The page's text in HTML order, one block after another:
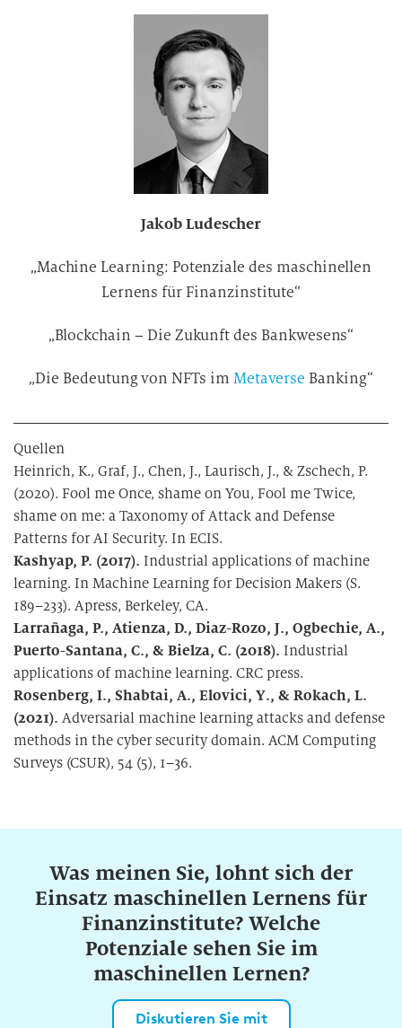
Jakob Ludescher
„Machine Learning: Potenziale des maschinellen
Lernens für Finanzinstitute“
„Blockchain – Die Zukunft des Bankwesens“
„Die Bedeutung von NFTs im Metaverse Banking“
Quellen
Heinrich, K., Graf, J., Chen, J., Laurisch, J., & Zschech, P.
(2020). Fool me Once, shame on You, Fool me Twice,
shame on me: a Taxonomy of Attack and Defense
Patterns for AI Security. In ECIS.
Kashyap, P. (2017). Industrial applications of machine
learning. In Machine Learning for Decision Makers (S.
189–233). Apress, Berkeley, CA.
Larrañaga, P., Atienza, D., Diaz-Rozo, J., Ogbechie, A.,
Puerto-Santana, C., & Bielza, C. (2018). Industrial
applications of machine learning. CRC press.
Rosenberg, I., Shabtai, A., Elovici, Y., & Rokach, L.
(2021). Adversarial machine learning attacks and defense
methods in the cyber security domain. ACM Computing
Surveys (CSUR), 54 (5), 1–36.
Was meinen Sie, lohnt sich der
Einsatz maschinellen Lernens für
Finanzinstitute? Welche
Potenziale sehen Sie im
maschinellen Lernen?
Diskutieren Sie mit